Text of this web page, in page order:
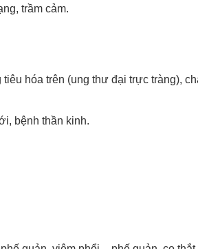
trầm cảm.
hóa trên (ung thư đại trực tràng),
bệnh thần kinh.